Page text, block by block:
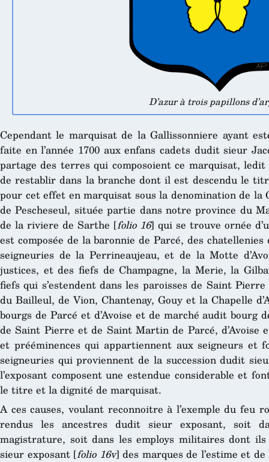
D’azur à trois papillons
Cependant le marquisat de la Gallissonniere ayant
faite en l’année 1700 aux enfans cadets dudit sieur
partage des terres qui composoient ce marquisat,
de restablir dans la branche dont il est descendu le
pour cet effet en marquisat sous la denomination de
de Pescheseul, située partie dans notre province du
de la riviere de Sarthe [folio 16] qui se trouve ornée
est composée de la baronnie de Parcé, des
seigneuries de la Perrineaujeau, et de la Motte
justices, et des fiefs de Champagne, la Merie, la
fiefs qui s’estendent dans les paroisses de Saint
du Bailleul, de Vion, Chantenay, Gouy et la Chapelle
bourgs de Parcé et d’Avoise et de marché audit bourg
de Saint Pierre et de Saint Martin de Parcé, d’Avoise
et prééminences qui appartiennent aux seigneurs et
seigneuries qui proviennent de la succession dudit
l’exposant composent une estendue considerable et
le titre et la dignité de marquisat.
A ces causes, voulant reconnoitre à l’exemple du feu
rendus les ancestres dudit sieur exposant, soit
magistrature, soit dans les employs militaires dont
sieur exposant [folio 16v] des marques de l’estime et